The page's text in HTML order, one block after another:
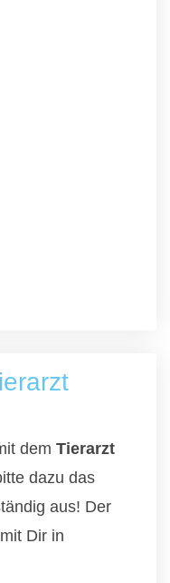
dem Tierarzt
dazu das
aus! Der
Dir in